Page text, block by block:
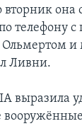
она
телефону
Ольмертом
Ливни.
выразила